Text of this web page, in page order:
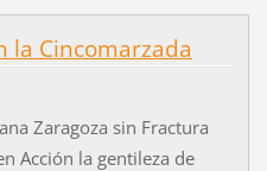
la Cincomarzada
Zaragoza sin Fractura
Acción la gentileza de